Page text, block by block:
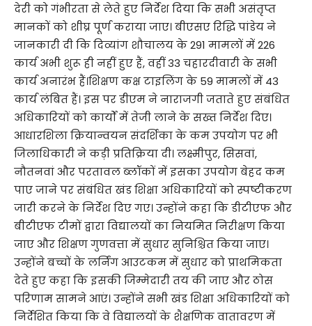
देरी को गंभीरता से लेते हुए निर्देश दिया कि सभी असंतृप्त
मानकों को शीघ्र पूर्ण कराया जाए। बीएसए रिद्धि पांडेय ने
जानकारी दी कि दिव्यांग शौचालय के 291 मामलों में 226
कार्य अभी शुरू ही नहीं हुए हैं, वहीं 33 चहारदीवारी के सभी
कार्य अनारंभ हैं।शिक्षण कक्ष टाइलिंग के 59 मामलों में 43
कार्य लंबित हैं। इस पर डीएम ने नाराजगी जताते हुए संबंधित
अधिकारियों को कार्यों में तेजी लाने के सख्त निर्देश दिए।
आधारशिला क्रियान्वयन संदर्शिका के कम उपयोग पर भी
जिलाधिकारी ने कड़ी प्रतिक्रिया दी। लक्ष्मीपुर, सिसवां,
नौतनवां और परतावल ब्लॉकों में इसका उपयोग बेहद कम
पाए जाने पर संबंधित खंड शिक्षा अधिकारियों को स्पष्टीकरण
जारी करने के निर्देश दिए गए। उन्होंने कहा कि डीटीएफ और
बीटीएफ टीमों द्वारा विद्यालयों का नियमित निरीक्षण किया
जाए और शिक्षण गुणवत्ता में सुधार सुनिश्चित किया जाए।
उन्होंने बच्चों के लर्निंग आउटकम में सुधार को प्राथमिकता
देते हुए कहा कि इसकी जिम्मेदारी तय की जाए और ठोस
परिणाम सामने आएं। उन्होंने सभी खंड शिक्षा अधिकारियों को
निर्देशित किया कि वे विद्यालयों के शैक्षणिक वातावरण में